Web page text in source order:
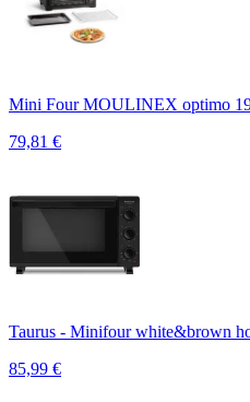
Mini Four MOULINEX optimo
79,81 €
Taurus - Minifour white&brown
85,99 €